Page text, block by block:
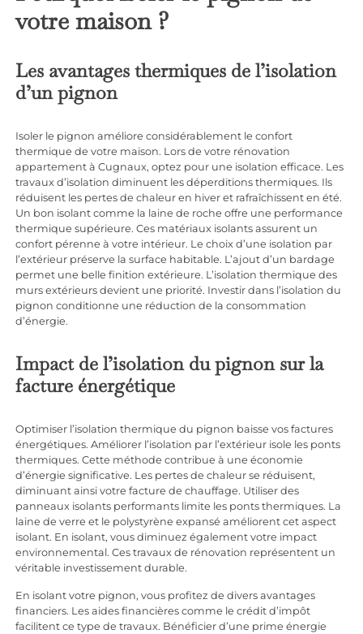
votre maison ?
Les avantages thermiques de l’isolation
d’un pignon
Isoler le pignon améliore considérablement le confort
thermique de votre maison. Lors de votre rénovation
appartement à Cugnaux, optez pour une isolation efficace. Les
travaux d’isolation diminuent les déperditions thermiques. Ils
réduisent les pertes de chaleur en hiver et rafraîchissent en été.
Un bon isolant comme la laine de roche offre une performance
thermique supérieure. Ces matériaux isolants assurent un
confort pérenne à votre intérieur. Le choix d’une isolation par
l’extérieur préserve la surface habitable. L’ajout d’un bardage
permet une belle finition extérieure. L’isolation thermique des
murs extérieurs devient une priorité. Investir dans l’isolation du
pignon conditionne une réduction de la consommation
d’énergie.
Impact de l’isolation du pignon sur la
facture énergétique
Optimiser l’isolation thermique du pignon baisse vos factures
énergétiques. Améliorer l’isolation par l’extérieur isole les ponts
thermiques. Cette méthode contribue à une économie
d’énergie significative. Les pertes de chaleur se réduisent,
diminuant ainsi votre facture de chauffage. Utiliser des
panneaux isolants performants limite les ponts thermiques. La
laine de verre et le polystyrène expansé améliorent cet aspect
isolant. En isolant, vous diminuez également votre impact
environnemental. Ces travaux de rénovation représentent un
véritable investissement durable.
En isolant votre pignon, vous profitez de divers avantages
financiers. Les aides financières comme le crédit d’impôt
facilitent ce type de travaux. Bénéficier d’une prime énergie